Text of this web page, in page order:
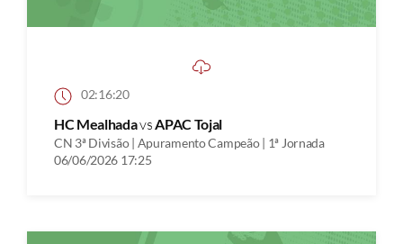
02:16:20
HC MealhadavsAPAC Tojal
CN 3ª Divisão | Apuramento Campeão | 1ª Jornada
06/06/2026 17:25